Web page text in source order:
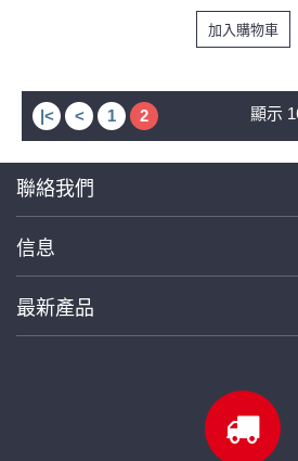
加入購物車
|< < 1 2 顯示
聯絡我們
信息
最新產品